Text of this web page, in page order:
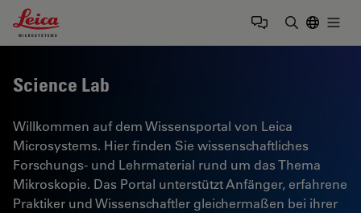
Leica Microsystems Logo
Science Lab
Willkommen auf dem Wissensportal von Leica
Microsystems. Hier finden Sie wissenschaftliches
Forschungs- und Lehrmaterial rund um das Thema
Mikroskopie. Das Portal unterstützt Anfänger, erfahrene
Praktiker und Wissenschaftler gleichermaßen bei ihrer